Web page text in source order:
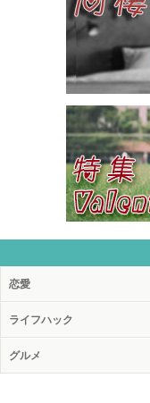
恋愛
ライフハック
グルメ